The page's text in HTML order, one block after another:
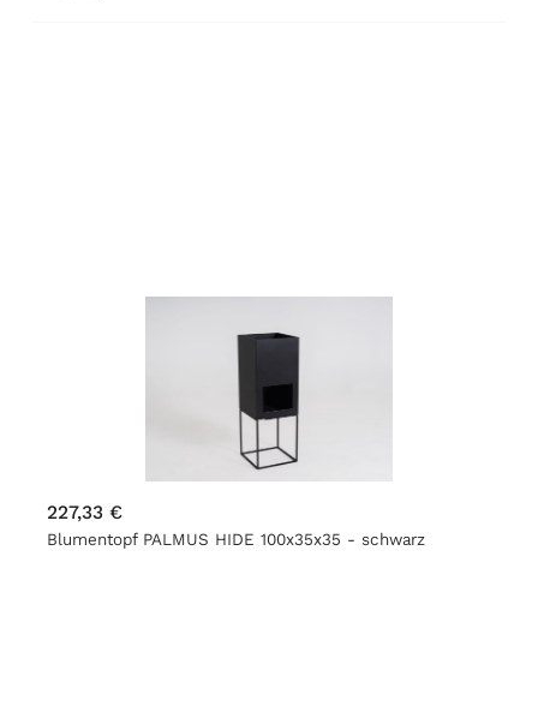
227,33 €
Blumentopf PALMUS HIDE 100x35x35 - schwarz